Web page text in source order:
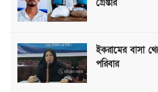
গ্রেপ্তার
ইকরামের বাসা
পরিবার